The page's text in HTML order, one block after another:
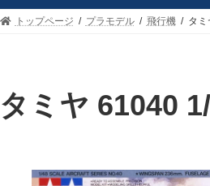
トップページ プラモデル 飛行機 タ
タミヤ 61040